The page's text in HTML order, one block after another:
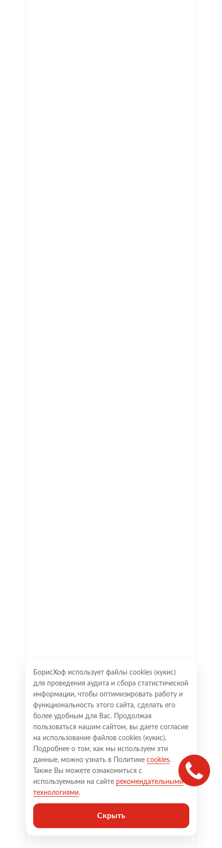
БорисХоф использует файлы cookies (кукиc)
для проведения аудита и сбора статистической
информации, чтобы оптимизировать работу и
функциональность этого сайта, сделать его
более удобным для Вас. Продолжая
пользоваться нашим сайтом, вы даете согласие
на использование файлов cookies (кукиc).
Подробнее о том, как мы используем эти
данные, можно узнать в Политике cookies.
Также Вы можете ознакомиться с
используемыми на сайте рекомендательными
технологиями.
Скрыть